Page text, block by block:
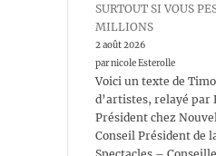
SURTOUT SI VOUS
MILLIONS
2 août 2026
par nicole Esterolle
Voici un texte de
d’artistes, relayé par
Président chez
Conseil Président de